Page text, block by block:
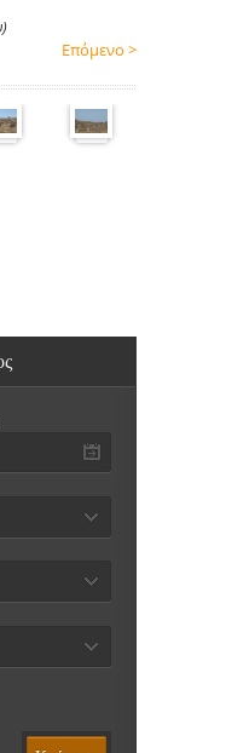
Επόμενο >